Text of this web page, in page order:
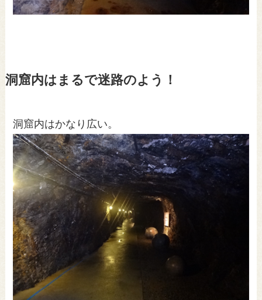
洞窟内はまるで迷路のよう！
洞窟内はかなり広い。